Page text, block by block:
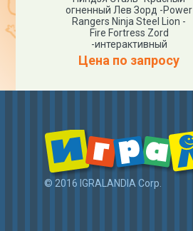
р.
огненный Лев Зорд -Power
Rangers Ninja Steel Lion -
Fire Fortress Zord
-интерактивный
Цена по запросу
© 2016 IGRALANDIA Corp.